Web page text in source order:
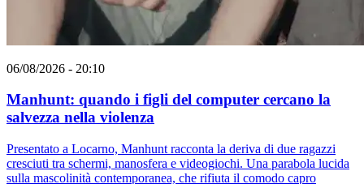
06/08/2026 - 20:10
Manhunt: quando i figli del computer cercano la
salvezza nella violenza
Presentato a Locarno, Manhunt racconta la deriva di due ragazzi
cresciuti tra schermi, manosfera e videogiochi. Una parabola lucida
sulla mascolinità contemporanea, che rifiuta il comodo capro